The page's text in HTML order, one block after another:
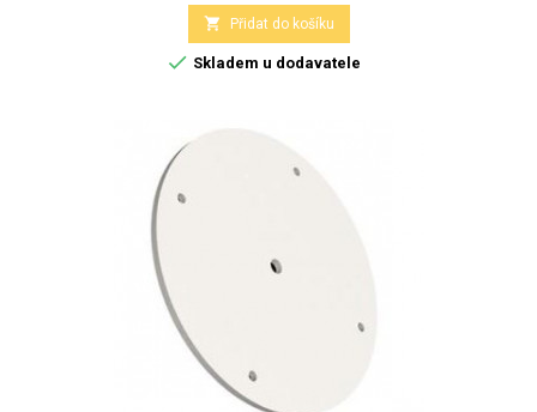
 Přidat do košíku
 Skladem u dodavatele